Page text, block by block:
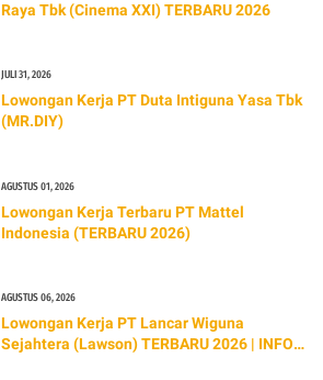
Raya Tbk (Cinema XXI) TERBARU 2026
JULI 31, 2026
Lowongan Kerja PT Duta Intiguna Yasa Tbk
(MR.DIY)
AGUSTUS 01, 2026
Lowongan Kerja Terbaru PT Mattel
Indonesia (TERBARU 2026)
AGUSTUS 06, 2026
Lowongan Kerja PT Lancar Wiguna
Sejahtera (Lawson) TERBARU 2026 | INFO